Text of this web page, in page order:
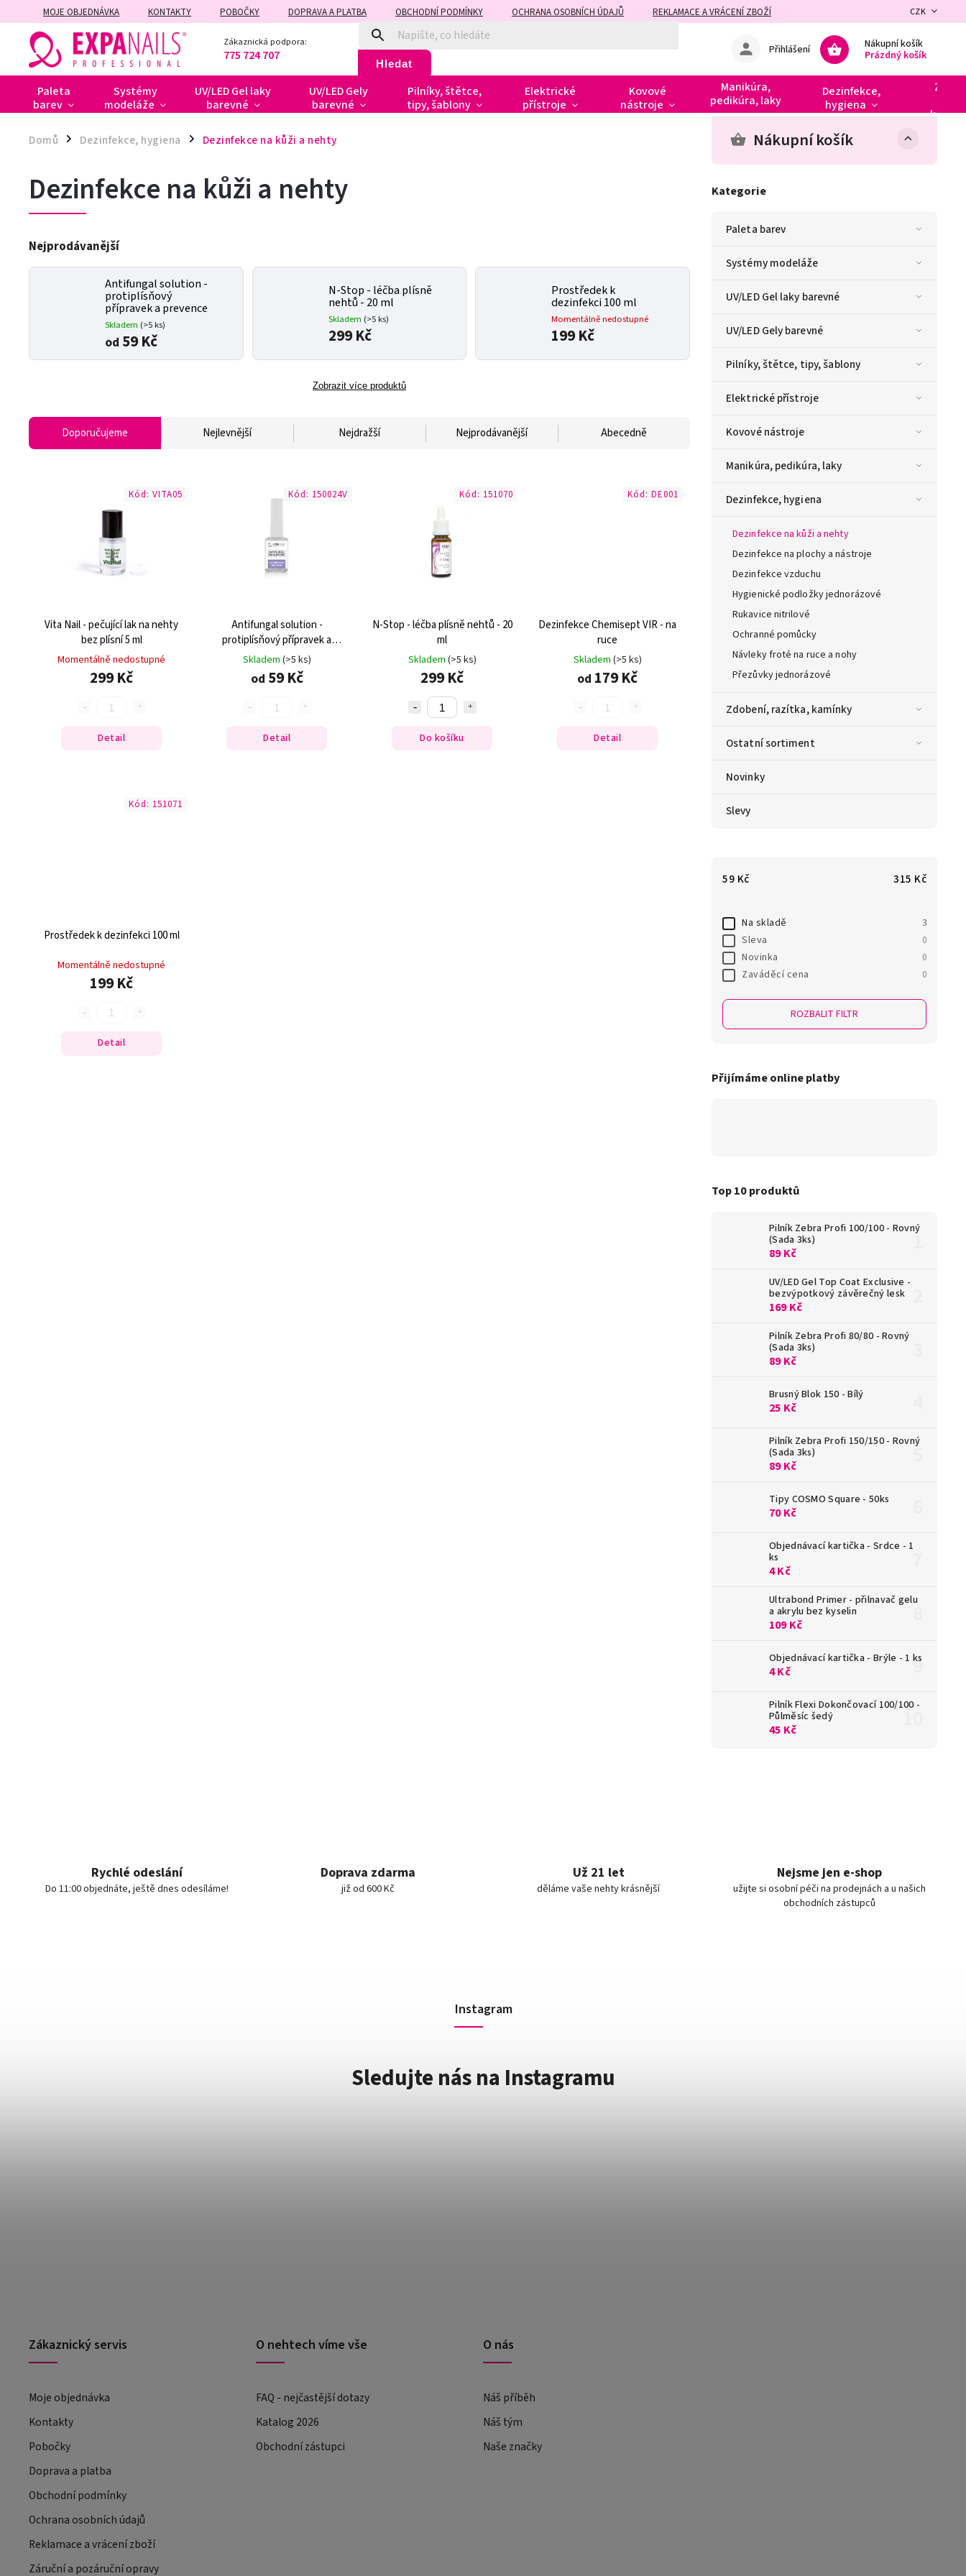
MOJE OBJEDNÁVKA KONTAKTY POBOČKY DOPRAVA A PLATBA OBCHODNÍ PODMÍNKY OCHRANA OSOBNÍCH ÚDAJŮ
REKLAMACE A VRÁCENÍ ZBOŽÍ
ZÁRUČNÍ A POZÁRUČNÍ OPRAVY
CZK
Zákaznická podpora:
775 724 707 Hledat
Nákupní košík
Prázdný košík
Přihlášení
Paleta
barev
Systémy
modeláže
UV/LED Gel laky
barevné
UV/LED Gely
barevné
Pilníky, štětce,
tipy, šablony
Elektrické
přístroje
Kovové
nástroje
Manikúra,
pedikúra, laky
Dezinfekce,
hygiena
Domů / Dezinfekce, hygiena / Dezinfekce na kůži a nehty Nákupní košík
Kategorie
Paleta barev
Systémy modeláže
UV/LED Gel laky barevné
UV/LED Gely barevné
Pilníky, štětce, tipy, šablony
Elektrické přístroje
Kovové nástroje
Manikúra, pedikúra, laky
Dezinfekce, hygiena
Dezinfekce na kůži a nehty
Dezinfekce na plochy a nástroje
Dezinfekce vzduchu
Hygienické podložky jednorázové
Rukavice nitrilové
Ochranné pomůcky
Návleky froté na ruce a nohy
Přezůvky jednorázové
Zdobení, razítka, kamínky
Ostatní sortiment
Novinky
Slevy
59 Kč 315 Kč
Na skladě 3
Sleva 0
Novinka 0
Zaváděcí cena 0
ROZBALIT FILTR
Přijímáme online platby
Top 10 produktů
Pilník Zebra Profi 100/100 - Rovný
(Sada 3ks)
89 Kč
UV/LED Gel Top Coat Exclusive -
bezvýpotkový závěrečný lesk
169 Kč
Pilník Zebra Profi 80/80 - Rovný
(Sada 3ks)
89 Kč
Brusný Blok 150 - Bílý
25 Kč
Pilník Zebra Profi 150/150 - Rovný
(Sada 3ks)
89 Kč
Tipy COSMO Square - 50ks
70 Kč
Objednávací kartička - Srdce - 1
ks
4 Kč
Ultrabond Primer - přilnavač gelu
a akrylu bez kyselin
109 Kč
Objednávací kartička - Brýle - 1 ks
4 Kč
Pilník Flexi Dokončovací 100/100 -
Půlměsíc šedý
45 Kč
Dezinfekce na kůži a nehty
Nejprodávanější
Antifungal solution -
protiplísňový
přípravek a prevence
Skladem (>5 ks)
od 59 Kč
N-Stop - léčba plísně
nehtů - 20 ml
Skladem (>5 ks)
299 Kč
Prostředek k
dezinfekci 100 ml
Momentálně nedostupné
199 Kč
Zobrazit více produktů
Doporučujeme Nejlevnější Nejdražší Nejprodávanější Abecedně
Vita Nail - pečující lak na nehty
bez plísní 5 ml
Momentálně nedostupné
299 Kč
Detail
Kód: VITA05
Antifungal solution -
protiplísňový přípravek a
prevence
Skladem (>5 ks)
od 59 Kč
Detail
Kód: 150024V
N-Stop - léčba plísně nehtů - 20
ml
Skladem (>5 ks)
299 Kč
Do košíku
Kód: 151070
Dezinfekce Chemisept VIR - na
ruce
Skladem (>5 ks)
od 179 Kč
Detail
Kód: DE001
Prostředek k dezinfekci 100 ml
Momentálně nedostupné
199 Kč
Detail
Kód: 151071
Rychlé odeslání
Do 11:00 objednáte, ještě dnes odesíláme!
Doprava zdarma
již od 600 Kč
Už 21 let
děláme vaše nehty krásnější
Nejsme jen e-shop
užijte si osobní péči na prodejnách a u našich
obchodních zástupců
Instagram
Sledujte nás na Instagramu
Zákaznický servis
Moje objednávka
Kontakty
Pobočky
Doprava a platba
Obchodní podmínky
Ochrana osobních údajů
Reklamace a vrácení zboží
Záruční a pozáruční opravy
O nehtech víme vše
FAQ - nejčastější dotazy
Katalog 2026
Obchodní zástupci
O nás
Náš příběh
Náš tým
Naše značky